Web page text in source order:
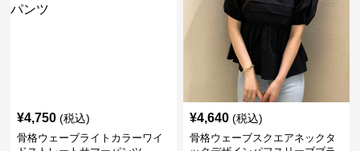
¥4,750 (税込)
骨格ウェーブライトカラーワイ
¥4,640 (税込)
骨格ウェーブスクエアネックタ